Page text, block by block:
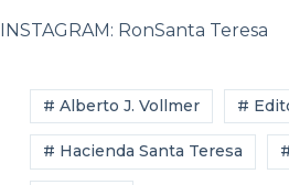
INSTAGRAM: RonSanta Teresa
# Alberto J. Vollmer #
# Hacienda Santa Teresa